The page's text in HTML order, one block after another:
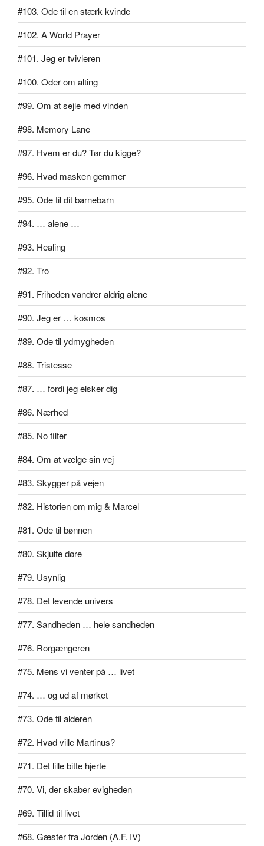
#103. Ode til en stærk kvinde
#102. A World Prayer
#101. Jeg er tvivleren
#100. Oder om alting
#99. Om at sejle med vinden
#98. Memory Lane
#97. Hvem er du? Tør du kigge?
#96. Hvad masken gemmer
#95. Ode til dit barnebarn
#94. … alene …
#93. Healing
#92. Tro
#91. Friheden vandrer aldrig alene
#90. Jeg er … kosmos
#89. Ode til ydmygheden
#88. Tristesse
#87. … fordi jeg elsker dig
#86. Nærhed
#85. No filter
#84. Om at vælge sin vej
#83. Skygger på vejen
#82. Historien om mig & Marcel
#81. Ode til bønnen
#80. Skjulte døre
#79. Usynlig
#78. Det levende univers
#77. Sandheden … hele sandheden
#76. Rorgængeren
#75. Mens vi venter på … livet
#74. … og ud af mørket
#73. Ode til alderen
#72. Hvad ville Martinus?
#71. Det lille bitte hjerte
#70. Vi, der skaber evigheden
#69. Tillid til livet
#68. Gæster fra Jorden (A.F. IV)